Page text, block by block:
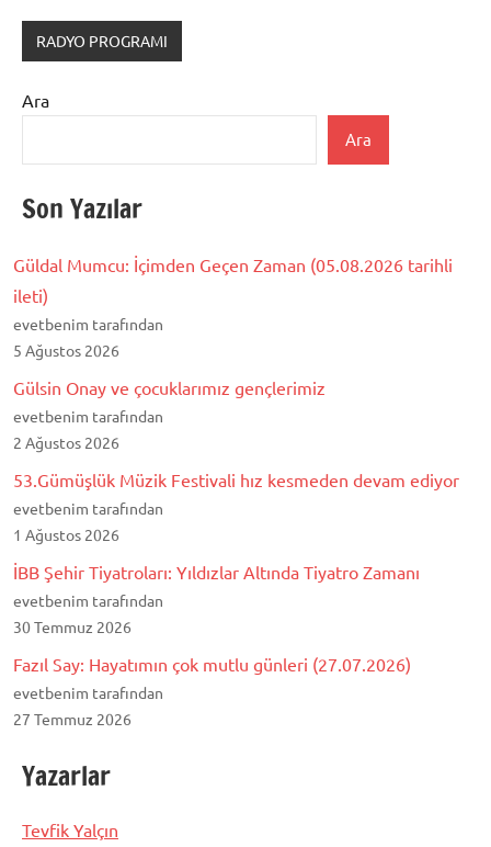
RADYO PROGRAMI
Ara
Ara
Son Yazılar
Güldal Mumcu: İçimden Geçen Zaman (05.08.2026 tarihli
ileti)
evetbenim tarafından
5 Ağustos 2026
Gülsin Onay ve çocuklarımız gençlerimiz
evetbenim tarafından
2 Ağustos 2026
53.Gümüşlük Müzik Festivali hız kesmeden devam ediyor
evetbenim tarafından
1 Ağustos 2026
İBB Şehir Tiyatroları: Yıldızlar Altında Tiyatro Zamanı
evetbenim tarafından
30 Temmuz 2026
Fazıl Say: Hayatımın çok mutlu günleri (27.07.2026)
evetbenim tarafından
27 Temmuz 2026
Yazarlar
Tevfik Yalçın